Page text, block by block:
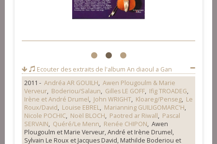
1 2 3
Ecouter des extraits de l'album An diaoul a Gan
2011 - Andréa AR GOUILH, Awen Plougoulm & Marie
Verveur, Boderiou/Salaun, Gilles LE GOFF, Ifig TROADEG,
Irène et André Drumel, John WRIGHT, Kloareg/Penseg, Le
Roux/David, Louise EBREL, Marianning GUILIGOMARC'H,
Nicole POCHIC, Noël BLOCH, Paotred ar Riwall, Pascal
SERVAIN, Quéré/Le Menn, Renée CHIPON, Awen
Plougoulm et Marie Verveur, André et Irène Drumel,
Sylvain Le Roux et Jacques David, Mathilde Boderiou et